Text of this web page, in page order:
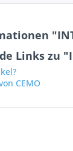
Links zu
CEMO